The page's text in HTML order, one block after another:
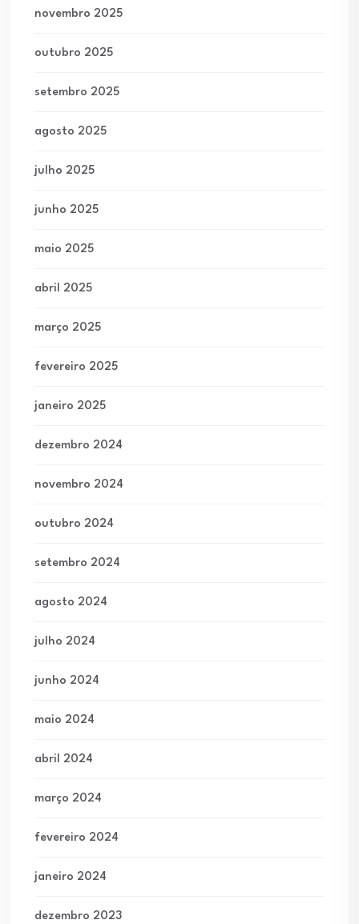
novembro 2025
outubro 2025
setembro 2025
agosto 2025
julho 2025
junho 2025
maio 2025
abril 2025
março 2025
fevereiro 2025
janeiro 2025
dezembro 2024
novembro 2024
outubro 2024
setembro 2024
agosto 2024
julho 2024
junho 2024
maio 2024
abril 2024
março 2024
fevereiro 2024
janeiro 2024
dezembro 2023